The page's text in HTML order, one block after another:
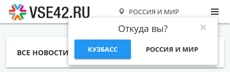
РОССИЯ И МИР
Откуда вы?
КУЗБАСС РОССИЯ И МИР
ВСЕ НОВОСТИ СТАТЬИ ТЕМЫ ФОТО